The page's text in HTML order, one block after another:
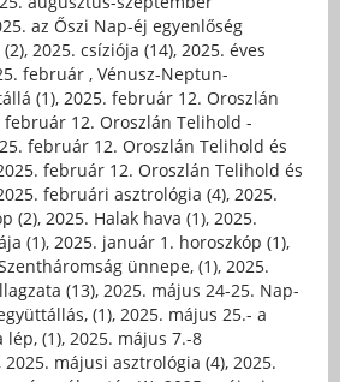
az Őszi Nap-éj egyenlőség
, 2025. csíziója (14), 2025. éves
február , Vénusz-Neptun-
(1), 2025. február 12. Oroszlán
február 12. Oroszlán Telihold -
február 12. Oroszlán Telihold és
február 12. Oroszlán Telihold és
februári asztrológia (4), 2025.
(2), 2025. Halak hava (1), 2025.
(1), 2025. január 1. horoszkóp (1),
ünnepe, (1), 2025.
(13), 2025. május 24-25. Nap-
(1), 2025. május 25.- a
lép, (1), 2025. május 7.-8
2025. májusi asztrológia (4), 2025.